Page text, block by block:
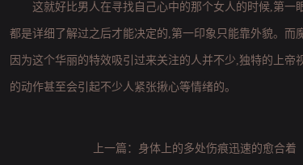
这就好比男人在寻找自己心中的那个女人的时候,第一
都是详细了解过之后才能决定的,第一印象只能靠外貌。而
因为这个华丽的特效吸引过来关注的人并不少,独特的上
的动作甚至会引起不少人紧张揪心等情绪的。
上一篇： 身体上的多处伤痕迅速的愈合着